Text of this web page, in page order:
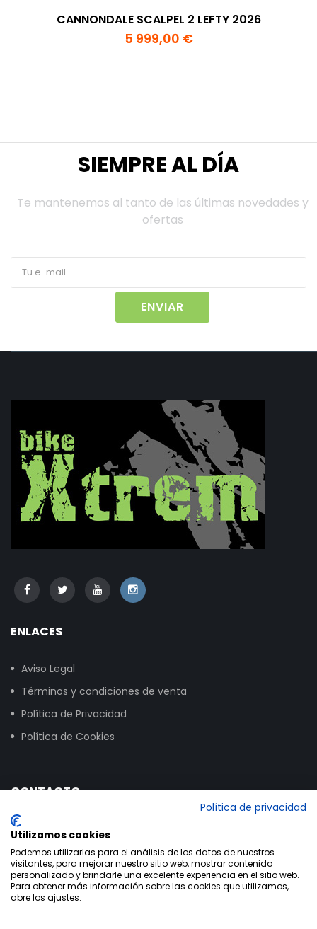
CANNONDALE SCALPEL 2 LEFTY 2026
5 999,00 €
SIEMPRE AL DÍA
Te mantenemos al tanto de las últimas novedades y
ofertas
ENVIAR
ENLACES
Aviso Legal
Términos y condiciones de venta
Política de Privacidad
Política de Cookies
CONTACTO
Calle Vitoria, 258, NAVE 16, 09007 Burgos
+34 947 24 00 03
info@bikextrem.com
Política de privacidad
Utilizamos cookies
Podemos utilizarlas para el análisis de los datos de nuestros
visitantes, para mejorar nuestro sitio web, mostrar contenido
personalizado y brindarle una excelente experiencia en el sitio web.
Para obtener más información sobre las cookies que utilizamos,
abre los ajustes.